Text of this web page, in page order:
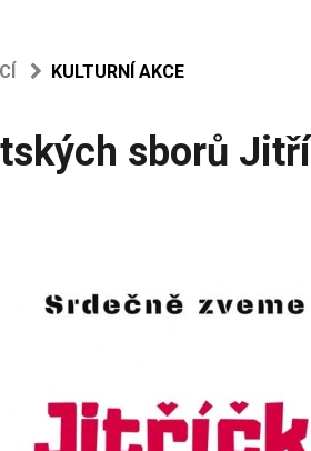
KULTURNÍ AKCE
sborů